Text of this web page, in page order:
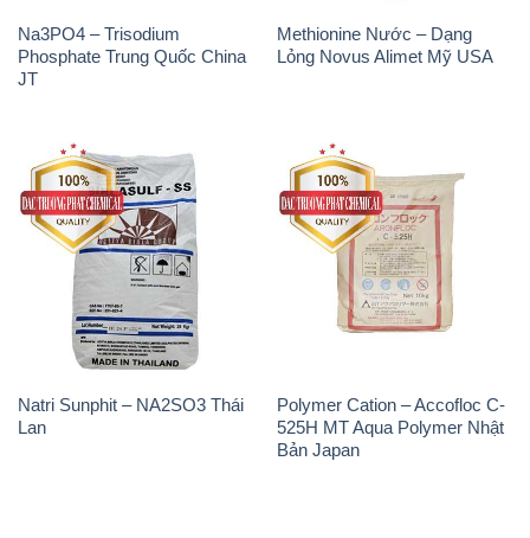
Na3PO4 – Trisodium
Phosphate Trung Quốc China
JT
Methionine Nước – Dạng
Lỏng Novus Alimet Mỹ USA
Natri Sunphit – NA2SO3 Thái
Lan
Polymer Cation – Accofloc C-
525H MT Aqua Polymer Nhật
Bản Japan